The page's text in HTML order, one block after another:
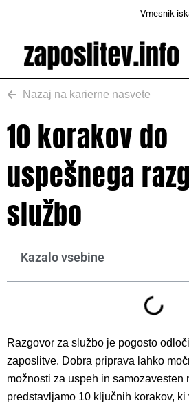
Vmesnik
Nazaj na karierne nasvete
10 korakov do
uspešnega
službo
Kazalo vsebine
Razgovor za službo je pogosto
zaposlitve. Dobra priprava lahko
možnosti za uspeh in samozavesten
predstavljamo 10 ključnih korakov,